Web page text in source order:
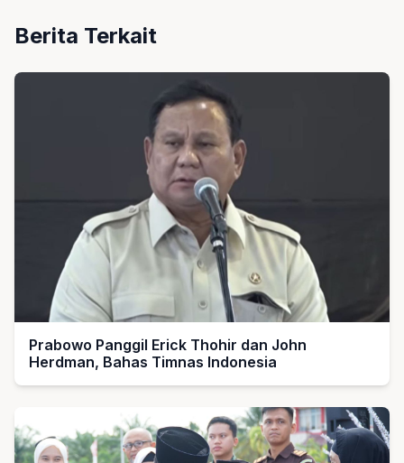
Berita Terkait
Prabowo Panggil Erick Thohir dan John
Herdman, Bahas Timnas Indonesia